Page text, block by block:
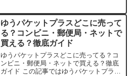
えるスポットを手短に紹介します。むに
ゅぷる食感がクセにな...
ゆうパケットプラスどこに売って
る？コンビニ・郵便局・ネットで
買える？徹底ガイド
ゆうパケットプラスどこに売ってる？コ
ンビニ・郵便局・ネットで買える？徹底
ガイド この記事ではゆうパケットプラス